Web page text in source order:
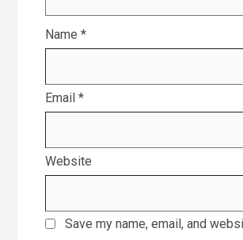
Name *
Email *
Website
Save my name, email, and